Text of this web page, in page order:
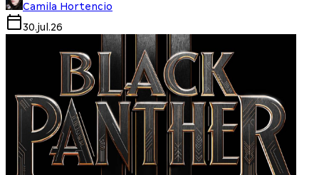
Camila Hortencio
30.jul.26